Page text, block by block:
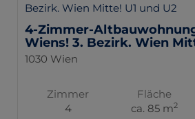
4-Zimmer-
Wiens! 3. Bezirk. Wien
1030 Wien
Zimmer
4
Fläche
ca. 85 m2